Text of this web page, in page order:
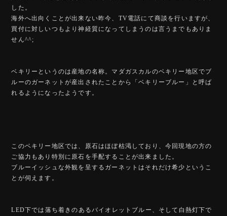
した。
海外へ出向くことが出来ない昨今、TV電話にて商談を行いますが、
買付に対しいつもより神経質になってしまうのは言うまでもありま
せん^^;
ベキリーというのは産地の名称。マダガスカルのベキリー地区でブ
ルーのガーネットが産出されたことから「ベキリーブルー」と呼ば
れるようになったようです。
このベキリー地区では、原石はほぼ枯渇しており、今回現地の方の
ご協力もあり特別に原石を手配することが出来ました。
ブルーイッシュな外観を呈するガーネットはそれだけ希少というこ
とが伺えます。
LED下では落ち着きのあるバイオレットブルー、そして白熱灯下で